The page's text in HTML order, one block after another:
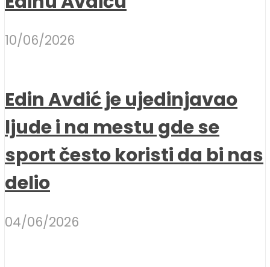
10/06/2026
Edin Avdić je ujedinjavao
ljude i na mestu gde se
sport često koristi da bi nas
delio
04/06/2026